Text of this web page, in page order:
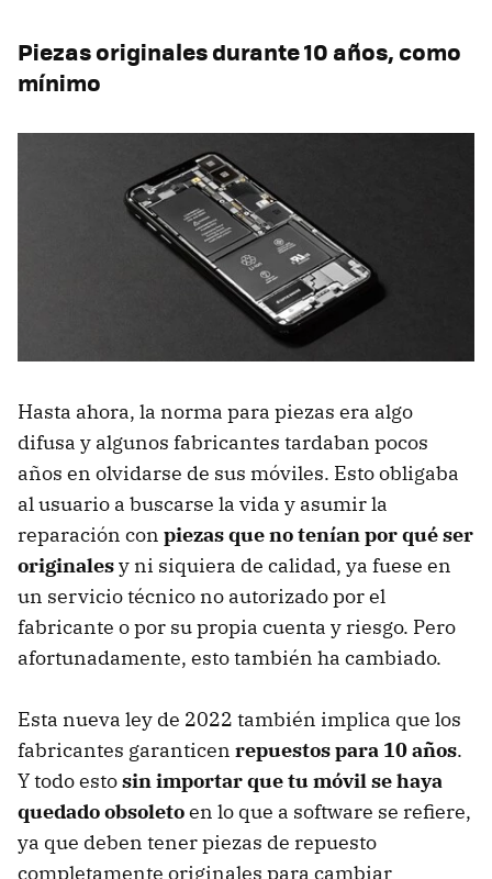
Piezas originales durante 10 años, como
mínimo
Hasta ahora, la norma para piezas era algo
difusa y algunos fabricantes tardaban pocos
años en olvidarse de sus móviles. Esto obligaba
al usuario a buscarse la vida y asumir la
reparación con piezas que no tenían por qué ser
originalesy ni siquiera de calidad, ya fuese en
un servicio técnico no autorizado por el
fabricante o por su propia cuenta y riesgo. Pero
afortunadamente, esto también ha cambiado.
Esta nueva ley de 2022 también implica que los
fabricantes garanticen repuestos para 10 años.
Y todo estosin importar que tu móvil se haya
quedado obsoletoen lo que a software se refiere,
ya que deben tener piezas de repuesto
completamente originales para cambiar